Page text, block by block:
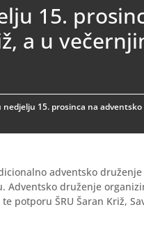
15.
a u
nedjelju 15. prosinca na
adventsko
Adventsko druženje
potporu ŠRU Šaran Križ,